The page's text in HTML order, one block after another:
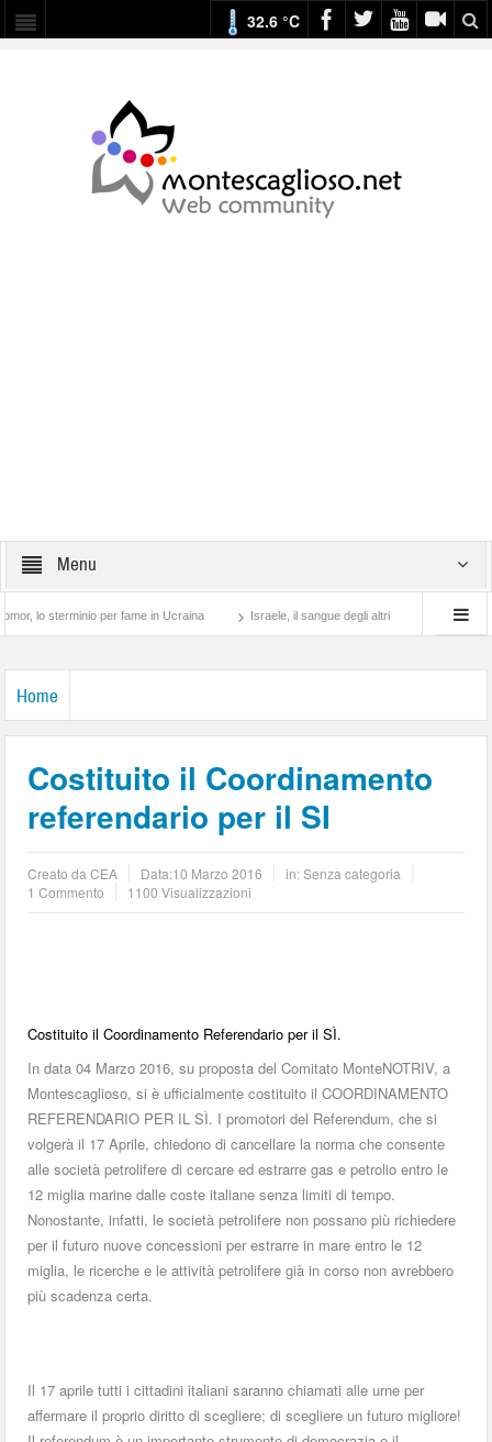
32.6 °C
Menu
per fame in Ucraina Israele, il sangue degli altri Lotta di classe… tra
Home
Costituito il Coordinamento
referendario per il SI
Creato daCEA Data:10 Marzo 2016
in: Senza categoria
1 Commento
1100 Visualizzazioni
Costituito il Coordinamento Referendario per il SÌ.
In data 04 Marzo 2016, su proposta del Comitato MonteNOTRIV, a
Montescaglioso, si è ufficialmente costituito il COORDINAMENTO
REFERENDARIO PER IL SÌ. I promotori del Referendum, che si
volgerà il 17 Aprile, chiedono di cancellare la norma che consente
alle società petrolifere di cercare ed estrarre gas e petrolio entro le
12 miglia marine dalle coste italiane senza limiti di tempo.
Nonostante, infatti, le società petrolifere non possano più richiedere
per il futuro nuove concessioni per estrarre in mare entro le 12
miglia, le ricerche e le attività petrolifere già in corso non avrebbero
più scadenza certa.
Il 17 aprile tutti i cittadini italiani saranno chiamati alle urne per
affermare il proprio diritto di scegliere; di scegliere un futuro migliore!